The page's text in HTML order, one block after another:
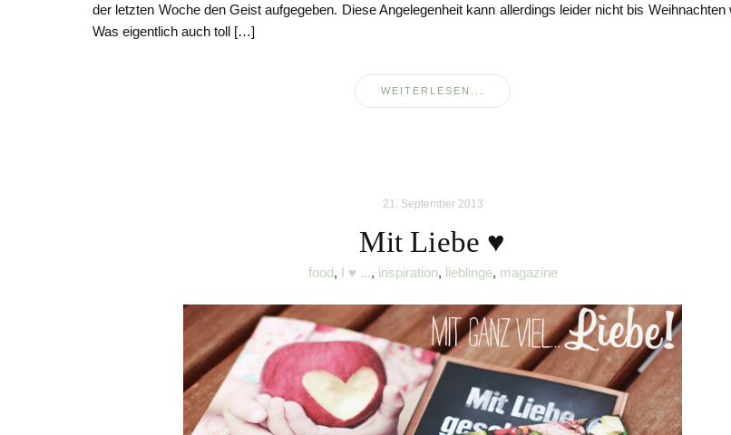
der letzten Woche den Geist aufgegeben. Diese Angelegenheit kann allerdings leider nicht bis Weihnachten
Was eigentlich auch toll […]
WEITERLESEN...
21. September 2013
Mit Liebe ♥
food, I ♥ ..., inspiration, lieblinge, magazine